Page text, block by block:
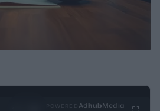
Ad hubMedia